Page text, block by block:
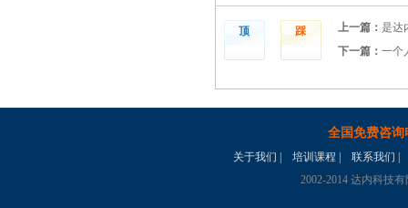
顶 踩 上一篇： 是达
下一篇： 一个
全国免费咨询
关于我们 培训课程 联系我们
2002-2014 达内科技